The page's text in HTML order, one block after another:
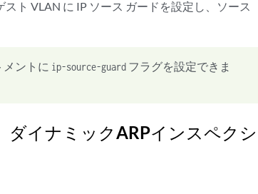
ト VLAN に IP ソース ガードを設定し、ソース
メントに ip-source-guard フラグを設定できま
ダイナミックARPインスペクシ